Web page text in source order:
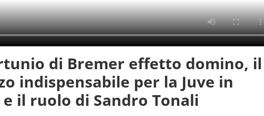
di Bremer effetto domino, il
indispensabile per la Juve in
il ruolo di Sandro Tonali